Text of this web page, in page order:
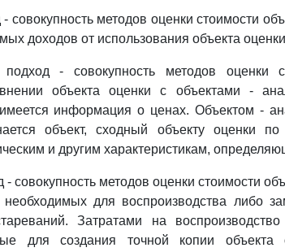
совокупность методов оценки стоимости
доходов от использования объекта
- совокупность методов оценки
объекта оценки с объектами -
информация о ценах. Объектом -
объект, сходный объекту оценки
и другим характеристикам,
совокупность методов оценки стоимости
необходимых для воспроизводства либо
Затратами на
для создания точной копии объекта